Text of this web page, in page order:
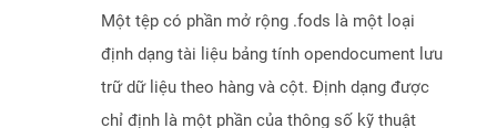
Một tệp có phần mở rộng .fods là một loại
định dạng tài liệu bảng tính opendocument lưu
trữ dữ liệu theo hàng và cột. Định dạng được
chỉ định là một phần của thông số kỹ thuật